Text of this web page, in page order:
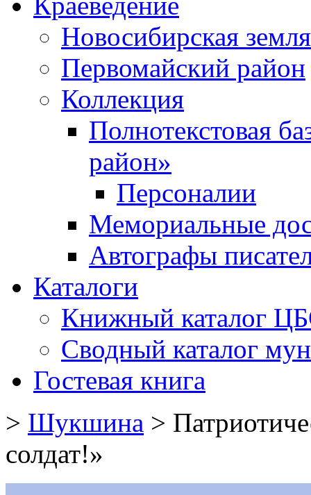
Новосибирская земля
Первомайский район
Коллекция
Полнотекстовая
район»
Персоналии
Мемориальные
Автографы
Каталоги
Книжный каталог
Сводный каталог
Гостевая книга
> Шукшина >
солдат!»